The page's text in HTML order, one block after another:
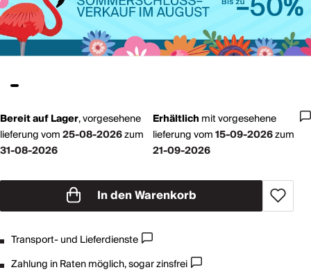
Bereit auf Lager,vorgesehene
lieferung vom25-08-2026zum
31-08-2026
Erhältlich mitvorgesehene
lieferung vom15-09-2026zum
21-09-2026
In den Warenkorb
Transport- und Lieferdienste
Zahlung in Raten möglich, sogar zinsfrei